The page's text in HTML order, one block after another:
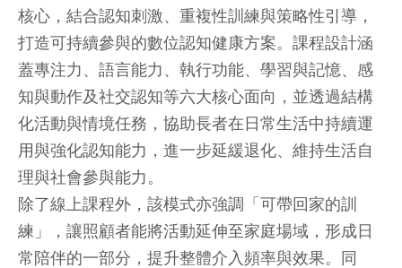
核心，結合認知刺激、重複性訓練與策略性引導，
打造可持續參與的數位認知健康方案。課程設計涵
蓋專注力、語言能力、執行功能、學習與記憶、感
知與動作及社交認知等六大核心面向，並透過結構
化活動與情境任務，協助長者在日常生活中持續運
用與強化認知能力，進一步延緩退化、維持生活自
理與社會參與能力。
除了線上課程外，該模式亦強調「可帶回家的訓
練」，讓照顧者能將活動延伸至家庭場域，形成日
常陪伴的一部分，提升整體介入頻率與效果。同